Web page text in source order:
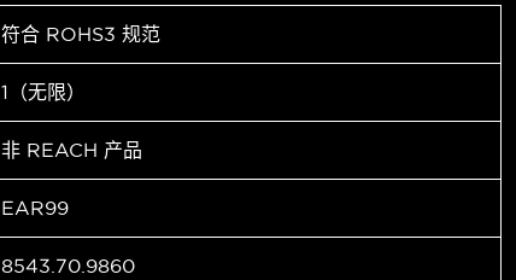
符合 ROHS3 规范
1（无限）
非 REACH 产品
EAR99
8543.70.9860